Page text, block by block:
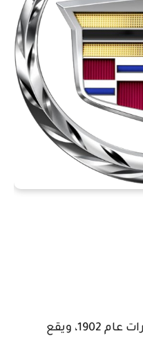
تأسست شركة كاديلاك للسيّارات عام 1902، ويقع